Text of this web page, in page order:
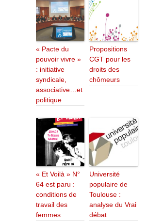
« Pacte du
pouvoir vivre »
: initiative
syndicale,
associative…et
politique
Propositions
CGT pour les
droits des
chômeurs
« Et Voilà » N°
64 est paru :
conditions de
travail des
femmes
Université
populaire de
Toulouse :
analyse du Vrai
débat